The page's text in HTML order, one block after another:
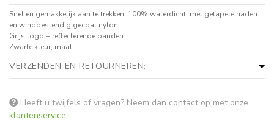
Snel en gemakkelijk aan te trekken, 100% waterdicht, met getapete naden
en windbestendig gecoat nylon.
Grijs logo + reflecterende banden.
Zwarte kleur, maat L.
VERZENDEN EN RETOURNEREN:
Heeft u twijfels of vragen? Neem dan contact op met onze
klantenservice